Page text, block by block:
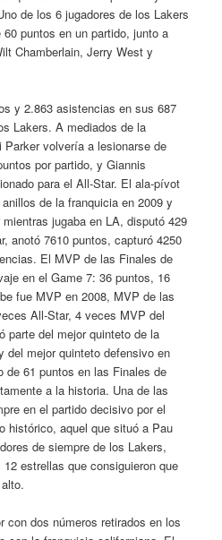
de los 6 jugadores de los Lakers
puntos en un partido, junto a
Chamberlain, Jerry West y
y 2.863 asistencias en sus 687
Lakers. A mediados de la
Parker volvería a lesionarse de
por partido, y Giannis
para el All-Star. El ala-pívot
de la franquicia en 2009 y
jugaba en LA, disputó 429
anotó 7610 puntos, capturó 4250
El MVP de las Finales de
en el Game 7: 36 puntos, 16
fue MVP en 2008, MVP de las
All-Star, 4 veces MVP del
parte del mejor quinteto de la
del mejor quinteto defensivo en
de 61 puntos en las Finales de
a la historia. Una de las
en el partido decisivo por el
histórico, aquel que situó a Pau
de siempre de los Lakers,
estrellas que consiguieron que
con dos números retirados en los